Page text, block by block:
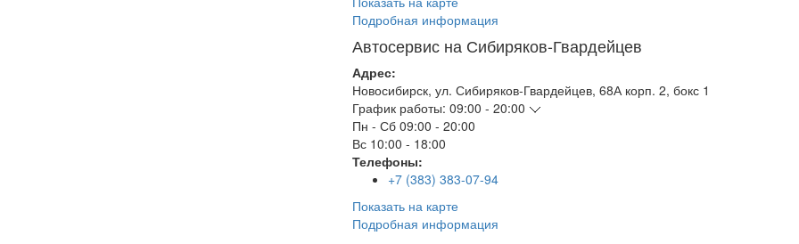
Подробная информация
Автосервис на Сибиряков-Гвардейцев
Адрес:
Новосибирск, ул. Сибиряков-Гвардейцев, 68А корп. 2, бокс 1
График работы: 09:00 - 20:00
Пн - Сб 09:00 - 20:00
Вс 10:00 - 18:00
Телефоны:
+7 (383) 383-07-94
Показать на карте
Подробная информация